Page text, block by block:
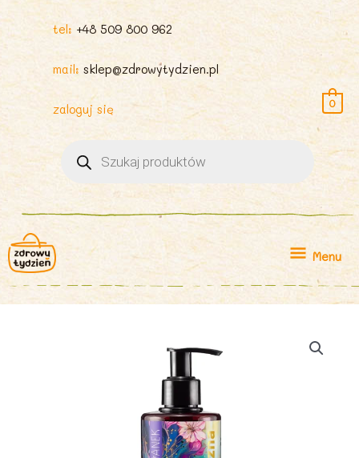
tel: +48 509 800 962
mail: sklep@zdrowytydzien.pl
zaloguj się
produktów
0
Menu
Menu